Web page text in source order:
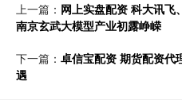
上一篇： 网上实盘配资 科大讯飞
南京玄武大模型产业初露峥嵘
下一篇： 卓信宝配资 期货配资代
遇